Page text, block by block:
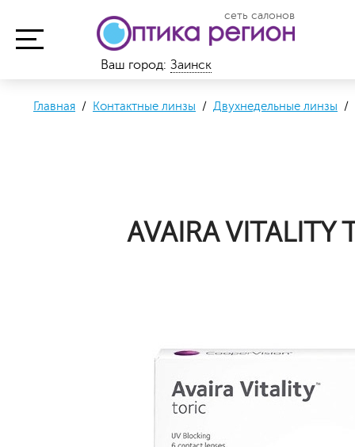
сеть салонов
Ваш город: Заинск
Главная / Контактные линзы / Двухнедельные линзы /
AVAIRA